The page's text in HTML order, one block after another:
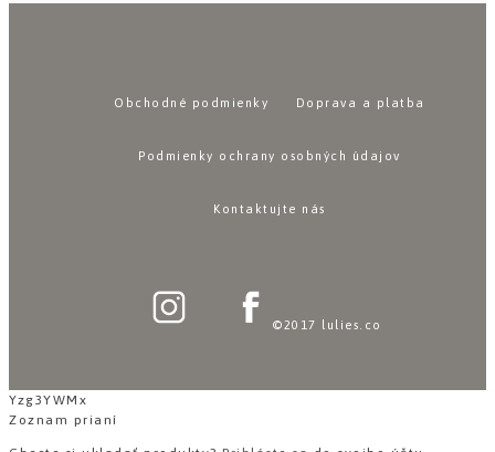
Obchodné podmienky Doprava a platba
Podmienky ochrany osobných údajov
Kontaktujte nás
©2017 lulies.co
Yzg3YWMx
Zoznam prianí